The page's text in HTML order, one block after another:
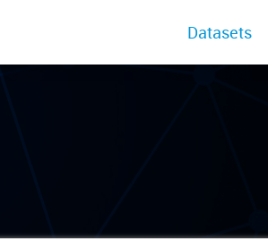
Datasets